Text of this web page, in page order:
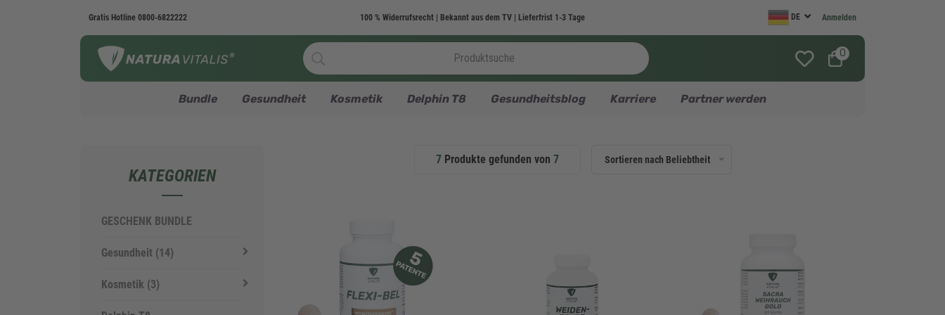
Gratis Hotline 0800-6822222 100 % Widerrufsrecht | Bekannt aus dem TV | Lieferfrist 1-3 Tage DE Anmelden
0
Bundle Gesundheit Kosmetik Delphin T8 Gesundheitsblog Karriere Partner werden
KATEGORIEN
GESCHENK BUNDLE
Gesundheit (14)
Kosmetik (3)
7Produkte gefunden von 7 Sortieren nach Beliebtheit